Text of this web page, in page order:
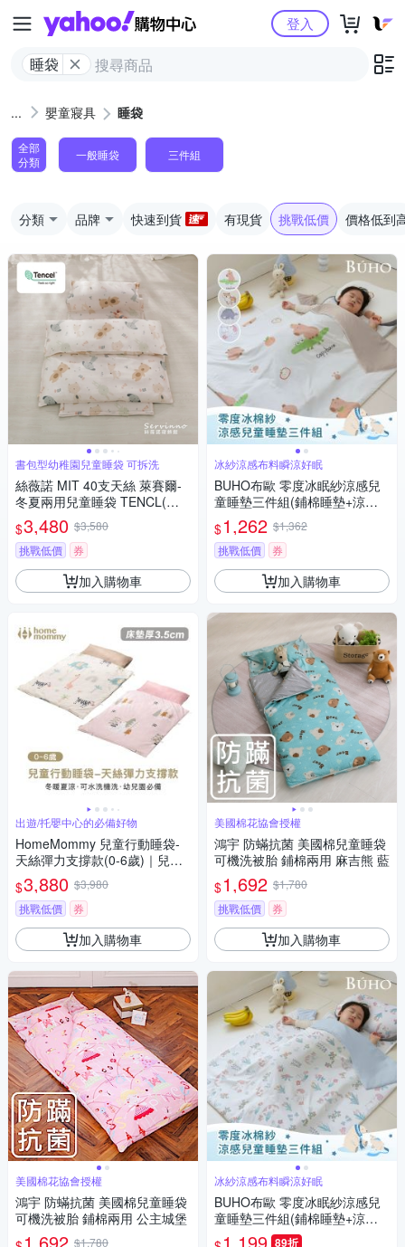
Yahoo購物中心
睡袋
登入
嬰童寢具 睡袋
全部
分類
一般睡袋 三件組
分類 品牌 快速到貨 有現貨 挑戰低價 價格低到
書包型幼稚園兒童睡袋 可拆洗
絲薇諾 MIT 40支天絲 萊賽爾-
冬夏兩用兒童睡袋 TENCL(萌
寵總動員)
$3,480 $3,580
挑戰低價
券
加入購物車
出遊/托嬰中心的必備好物
HomeMommy 兒童行動睡袋-
天絲彈力支撐款(0-6歲)｜兒童
睡袋 幼兒園睡袋 露營睡袋
$3,880 $3,980
挑戰低價
券
加入購物車
美國棉花協會授權
鴻宇 防蟎抗菌 美國棉兒童睡袋
可機洗被胎 鋪棉兩用 公主城堡
$1,780
冰紗涼感布料瞬涼好眠
BUHO布歐 零度冰眠紗涼感兒
童睡墊三件組(鋪棉睡墊+涼被
+記憶枕)(多款任選)
$1,262 $1,362
挑戰低價
券
加入購物車
美國棉花協會授權
鴻宇 防蟎抗菌 美國棉兒童睡袋
可機洗被胎 鋪棉兩用 麻吉熊 藍
$1,692 $1,780
挑戰低價
券
加入購物車
冰紗涼感布料瞬涼好眠
BUHO布歐 零度冰眠紗涼感兒
童睡墊三件組(鋪棉睡墊+涼被
+記憶枕)(喵星花園)
89折